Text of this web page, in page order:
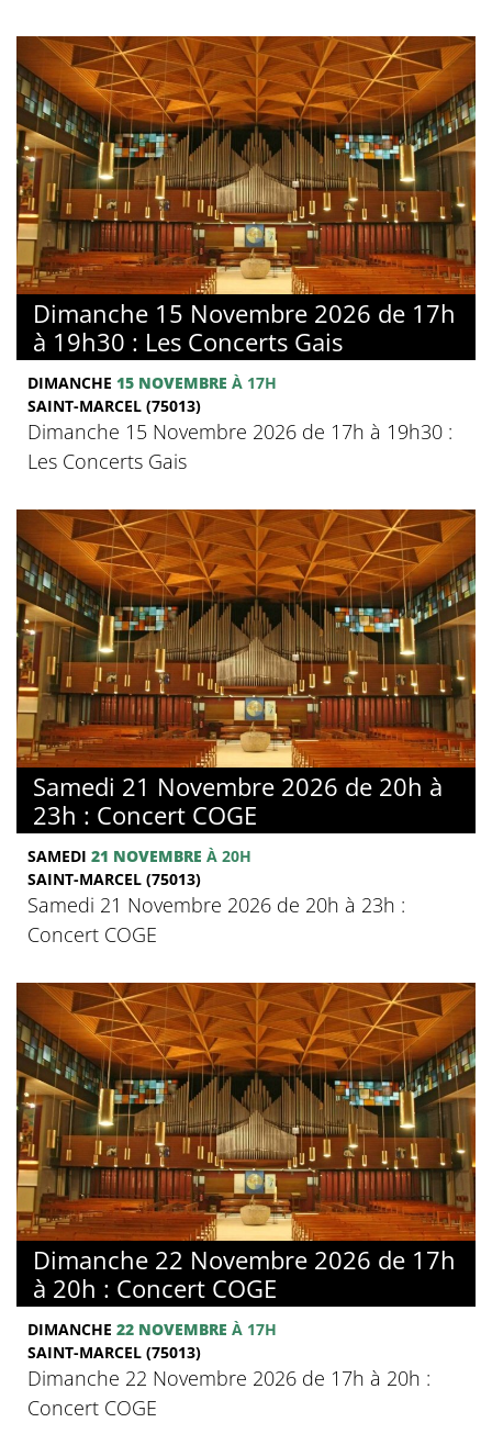
Dimanche 15 Novembre 2026 de 17h
à 19h30 : Les Concerts Gais
DIMANCHE 15 NOVEMBRE À 17H
SAINT-MARCEL (75013)
Dimanche 15 Novembre 2026 de 17h à 19h30 :
Les Concerts Gais
Samedi 21 Novembre 2026 de 20h à
23h : Concert COGE
SAMEDI 21 NOVEMBRE À 20H
SAINT-MARCEL (75013)
Samedi 21 Novembre 2026 de 20h à 23h :
Concert COGE
Dimanche 22 Novembre 2026 de 17h
à 20h : Concert COGE
DIMANCHE 22 NOVEMBRE À 17H
SAINT-MARCEL (75013)
Dimanche 22 Novembre 2026 de 17h à 20h :
Concert COGE